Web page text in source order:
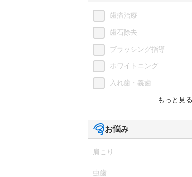
歯痛治療
歯石除去
ブラッシング指導
ホワイトニング
入れ歯・義歯
もっと見る
お悩み
肩こり
虫歯